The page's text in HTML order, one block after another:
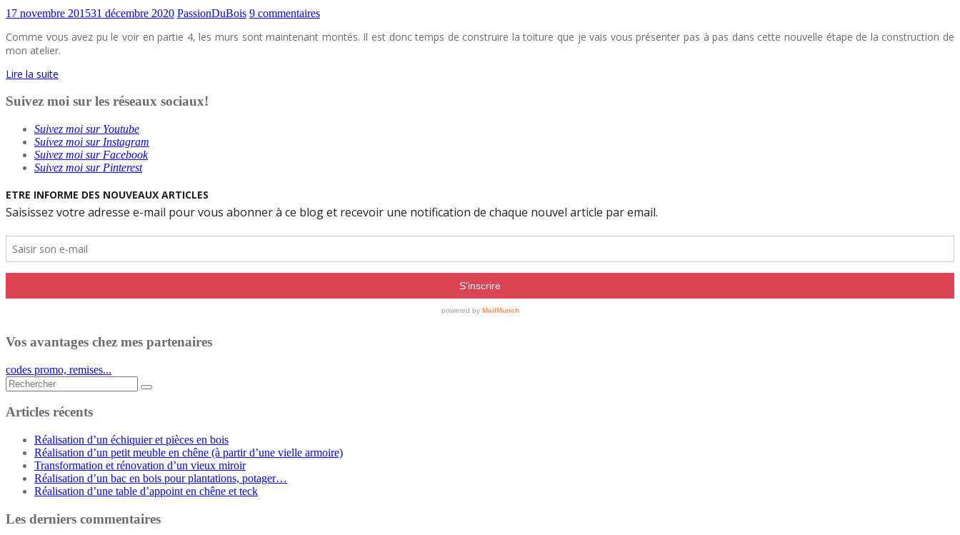
17 novembre 201531 décembre 2020 PassionDuBois 9 commentaires
Comme vous avez pu le voir en partie 4, les murs sont maintenant montés. Il est donc temps de construire la toiture que je vais vous présenter pas à pas dans cette nouvelle étape de la construction de
mon atelier.
Lire la suite
Suivez moi sur les réseaux sociaux!
Suivez moi sur Youtube
Suivez moi sur Instagram
Suivez moi sur Facebook
Suivez moi sur Pinterest
Vos avantages chez mes partenaires
codes promo, remises...
Rechercher...
Articles récents
Réalisation d’un échiquier et pièces en bois
Réalisation d’un petit meuble en chêne (à partir d’une vielle armoire)
Transformation et rénovation d’un vieux miroir
Réalisation d’un bac en bois pour plantations, potager…
Réalisation d’une table d’appoint en chêne et teck
Les derniers commentaires